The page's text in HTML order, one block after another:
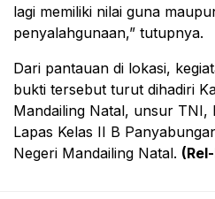
lagi memiliki nilai guna
penyalahgunaan,” tutupnya.
Dari pantauan di lokasi,
bukti tersebut turut dihadiri
Mandailing Natal, unsur TNI,
Lapas Kelas II B
Negeri Mandailing Natal.